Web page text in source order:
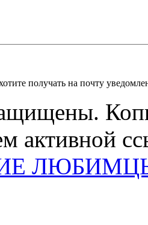
получать на почту
активной